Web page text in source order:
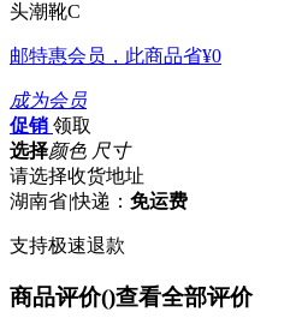
头潮靴C
邮特惠会员，此商品省¥0
成为会员
促销 领取
选择颜色 尺寸
请选择收货地址
湖南省|快递： 免运费
支持极速退款
商品评价()查看全部评价